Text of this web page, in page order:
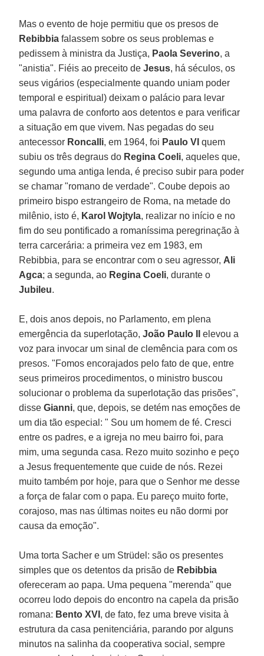
Mas o evento de hoje permitiu que os presos de
Rebibbiafalassem sobre os seus problemas e
pedissem à ministra da Justiça, Paola Severino, a
"anistia". Fiéis ao preceito deJesus, há séculos, os
seus vigários (especialmente quando uniam poder
temporal e espiritual) deixam o palácio para levar
uma palavra de conforto aos detentos e para verificar
a situação em que vivem. Nas pegadas do seu
antecessor Roncalli, em 1964, foi Paulo VIquem
subiu os três degraus do Regina Coeli, aqueles que,
segundo uma antiga lenda, é preciso subir para poder
se chamar "romano de verdade". Coube depois ao
primeiro bispo estrangeiro de Roma, na metade do
milênio, isto é, Karol Wojtyla, realizar no início e no
fim do seu pontificado a romaníssima peregrinação à
terra carcerária: a primeira vez em 1983, em
Rebibbia, para se encontrar com o seu agressor, Ali
Agca; a segunda, ao Regina Coeli, durante o
Jubileu.
E, dois anos depois, no Parlamento, em plena
emergência da superlotação,João Paulo IIelevou a
voz para invocar um sinal de clemência para com os
presos. "Fomos encorajados pelo fato de que, entre
seus primeiros procedimentos, o ministro buscou
solucionar o problema da superlotação das prisões",
disseGianni, que, depois, se detém nas emoções de
um dia tão especial: " Sou um homem de fé. Cresci
entre os padres, e a igreja no meu bairro foi, para
mim, uma segunda casa. Rezo muito sozinho e peço
a Jesus frequentemente que cuide de nós. Rezei
muito também por hoje, para que o Senhor me desse
a força de falar com o papa. Eu pareço muito forte,
corajoso, mas nas últimas noites eu não dormi por
causa da emoção".
Uma torta Sacher e um Strüdel: são os presentes
simples que os detentos da prisão de Rebibbia
ofereceram ao papa. Uma pequena "merenda" que
ocorreu lodo depois do encontro na capela da prisão
romana: Bento XVI , de fato, fez uma breve visita à
estrutura da casa penitenciária, parando por alguns
minutos na salinha da cooperativa social, sempre